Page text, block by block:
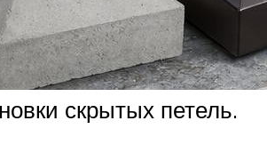
скрытых петель.